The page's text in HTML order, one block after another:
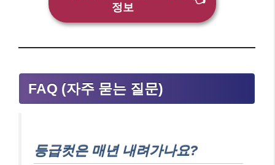
정보
FAQ (자주 묻는 질문)
등급컷은 매년 내려가나요?